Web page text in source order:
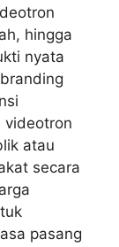
hingga
nyata
videotron
atau
secara
pasang